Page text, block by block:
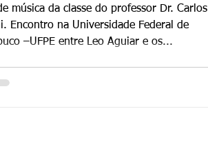
música da classe do professor Dr. Carlos
de
–UFPE entre Leo Aguiar e os...